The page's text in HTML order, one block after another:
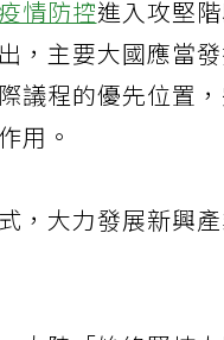
疫情防控進入攻堅
，主要大國應當
議程的優先位置
用。
，大力發展新興